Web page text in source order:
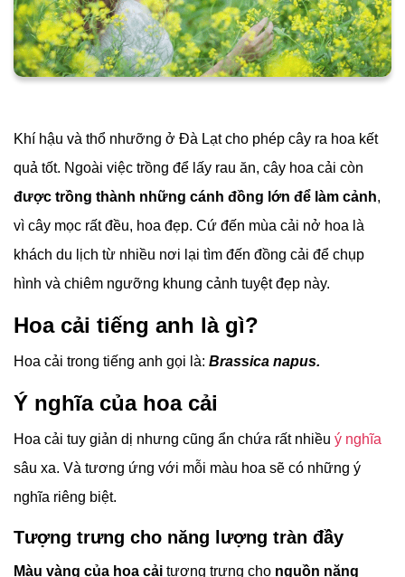
Khí hậu và thổ nhưỡng ở Đà Lạt cho phép cây ra hoa kết
quả tốt. Ngoài việc trồng để lấy rau ăn, cây hoa cải còn
được trồng thành những cánh đồng lớn để làm cảnh,
vì cây mọc rất đều, hoa đẹp. Cứ đến mùa cải nở hoa là
khách du lịch từ nhiều nơi lại tìm đến đồng cải để chụp
hình và chiêm ngưỡng khung cảnh tuyệt đẹp này.
Hoa cải tiếng anh là gì?
Hoa cải trong tiếng anh gọi là: Brassica napus.
Ý nghĩa của hoa cải
Hoa cải tuy giản dị nhưng cũng ẩn chứa rất nhiều ý nghĩa
sâu xa. Và tương ứng với mỗi màu hoa sẽ có những ý
nghĩa riêng biệt.
Tượng trưng cho năng lượng tràn đầy
Màu vàng của hoa cải tượng trưng cho nguồn năng